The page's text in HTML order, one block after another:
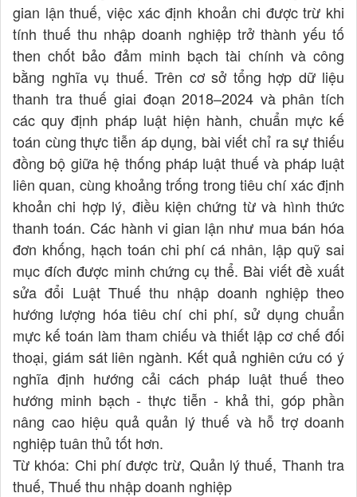
gian lận thuế, việc xác định khoản chi được trừ khi
tính thuế thu nhập doanh nghiệp trở thành yếu tố
then chốt bảo đảm minh bạch tài chính và công
bằng nghĩa vụ thuế. Trên cơ sở tổng hợp dữ liệu
thanh tra thuế giai đoạn 2018–2024 và phân tích
các quy định pháp luật hiện hành, chuẩn mực kế
toán cùng thực tiễn áp dụng, bài viết chỉ ra sự thiếu
đồng bộ giữa hệ thống pháp luật thuế và pháp luật
liên quan, cùng khoảng trống trong tiêu chí xác định
khoản chi hợp lý, điều kiện chứng từ và hình thức
thanh toán. Các hành vi gian lận như mua bán hóa
đơn khống, hạch toán chi phí cá nhân, lập quỹ sai
mục đích được minh chứng cụ thể. Bài viết đề xuất
sửa đổi Luật Thuế thu nhập doanh nghiệp theo
hướng lượng hóa tiêu chí chi phí, sử dụng chuẩn
mực kế toán làm tham chiếu và thiết lập cơ chế đối
thoại, giám sát liên ngành. Kết quả nghiên cứu có ý
nghĩa định hướng cải cách pháp luật thuế theo
hướng minh bạch - thực tiễn - khả thi, góp phần
nâng cao hiệu quả quản lý thuế và hỗ trợ doanh
nghiệp tuân thủ tốt hơn.
Từ khóa: Chi phí được trừ, Quản lý thuế, Thanh tra
thuế, Thuế thu nhập doanh nghiệp